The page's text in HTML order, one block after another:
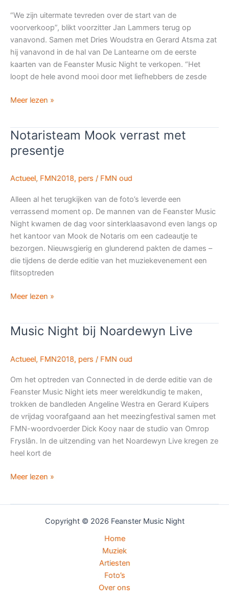
“We zijn uitermate tevreden over de start van de
voorverkoop”, blikt voorzitter Jan Lammers terug op
vanavond. Samen met Dries Woudstra en Gerard Atsma zat
hij vanavond in de hal van De Lantearne om de eerste
kaarten van de Feanster Music Night te verkopen. “Het
loopt de hele avond mooi door met liefhebbers de zesde
Voorverkoop
Night
boven
Meer lezen »
Notaristeam Mook verrast met
presentje
Actueel, FMN2018, pers / FMN oud
Alleen al het terugkijken van de foto’s leverde een
verrassend moment op. De mannen van de Feanster Music
Night kwamen de dag voor sinterklaasavond even langs op
het kantoor van Mook de Notaris om een cadeautje te
bezorgen. Nieuwsgierig en glunderend pakten de dames –
die tijdens de derde editie van het muziekevenement een
flitsoptreden
Notaristeam
met
Meer lezen »
Music Night bij Noardewyn Live
Actueel, FMN2018, pers / FMN oud
Om het optreden van Connected in de derde editie van de
Feanster Music Night iets meer wereldkundig te maken,
trokken de bandleden Angeline Westra en Gerard Kuipers
de vrijdag voorafgaand aan het meezingfestival samen met
FMN-woordvoerder Dick Kooy naar de studio van Omrop
Fryslân. In de uitzending van het Noardewyn Live kregen ze
heel kort de
Music
Meer lezen »
Copyright © 2026 Feanster Music Night
Home
Muziek
Artiesten
Foto’s
Over ons